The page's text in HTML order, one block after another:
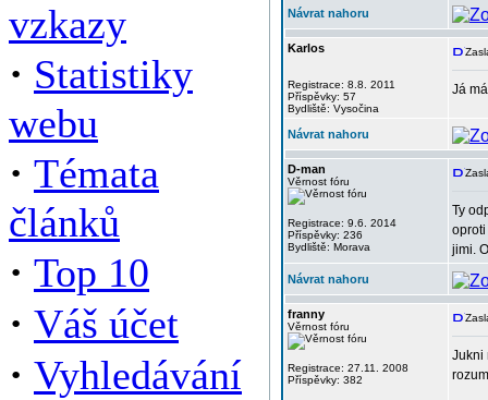
vzkazy
· Statistiky
webu
· Témata
článků
· Top 10
· Váš účet
· Vyhledávání
Návrat nahoru
Karlos
Registrace: 8.8. 2011
Příspěvky: 57
Bydliště: Vysočina
Já
Návrat nahoru
D-man
Věrnost fóru
Registrace: 9.6. 2014
Příspěvky: 236
Bydliště: Morava
Ty
jimi.
Návrat nahoru
franny
Věrnost fóru
Registrace: 27.11. 2008
Příspěvky: 382
Jukni